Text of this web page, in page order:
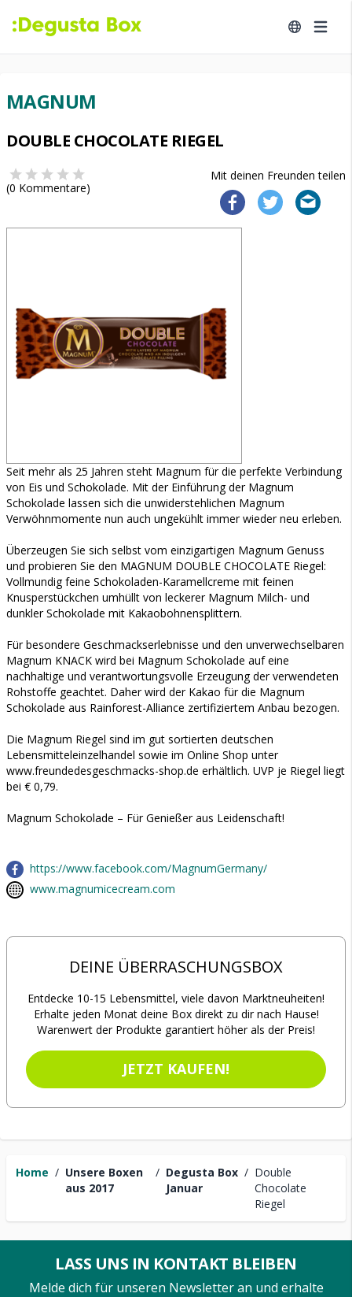
Home / Unsere Boxen
aus 2017
/ Degusta Box
Januar
/ Double
Chocolate
Riegel
MAGNUM
DOUBLE CHOCOLATE RIEGEL
Mit deinen Freunden teilen
(0 Kommentare)
Seit mehr als 25 Jahren steht Magnum für die perfekte Verbindung
von Eis und Schokolade. Mit der Einführung der Magnum
Schokolade lassen sich die unwiderstehlichen Magnum
Verwöhnmomente nun auch ungekühlt immer wieder neu erleben.
Überzeugen Sie sich selbst vom einzigartigen Magnum Genuss
und probieren Sie den MAGNUM DOUBLE CHOCOLATE Riegel:
Vollmundig feine Schokoladen-Karamellcreme mit feinen
Knusperstückchen umhüllt von leckerer Magnum Milch- und
dunkler Schokolade mit Kakaobohnensplittern.
Für besondere Geschmackserlebnisse und den unverwechselbaren
Magnum KNACK wird bei Magnum Schokolade auf eine
nachhaltige und verantwortungsvolle Erzeugung der verwendeten
Rohstoffe geachtet. Daher wird der Kakao für die Magnum
Schokolade aus Rainforest-Alliance zertifiziertem Anbau bezogen.
Die Magnum Riegel sind im gut sortierten deutschen
Lebensmitteleinzelhandel sowie im Online Shop unter
www.freundedesgeschmacks-shop.de erhältlich. UVP je Riegel liegt
bei € 0,79.
Magnum Schokolade – Für Genießer aus Leidenschaft!
https://www.facebook.com/MagnumGermany/
www.magnumicecream.com
DEINE ÜBERRASCHUNGSBOX
Entdecke 10-15 Lebensmittel, viele davon Marktneuheiten!
Erhalte jeden Monat deine Box direkt zu dir nach Hause!
Warenwert der Produkte garantiert höher als der Preis!
JETZT KAUFEN!
LASS UNS IN KONTAKT BLEIBEN
Melde dich für unseren Newsletter an und erhalte